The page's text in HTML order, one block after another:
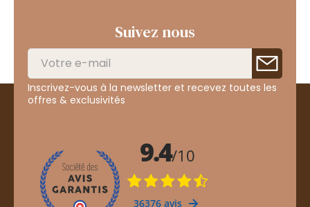
Suivez nous
Inscrivez-vous à la newsletter et recevez toutes les
offres & exclusivités